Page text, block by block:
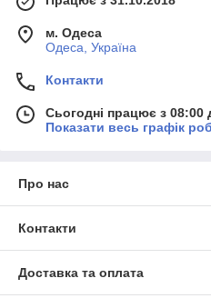
м. Одеса
Одеса, Україна
Контакти
Сьогодні працює з 08:00
Показати весь графік
Про нас
Контакти
Доставка та оплата